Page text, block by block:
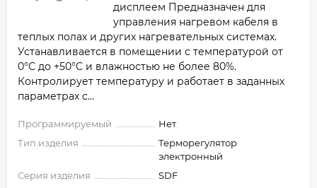
дисплеем Предназначен для
управления нагревом кабеля в
теплых полах и других нагревательных системах.
Устанавливается в помещении с температурой от
0°C до +50°C и влажностью не более 80%.
Контролирует температуру и работает в заданных
параметрах с...
Программируемый
Нет
Тип изделия
Терморегулятор
электронный
Серия изделия
SDF